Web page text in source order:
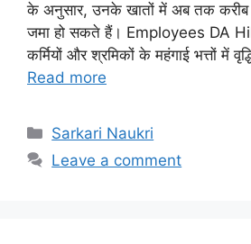
के अनुसार, उनके खातों में अब तक
जमा हो सकते हैं। Employees DA
कर्मियों और श्रमिकों के महंगाई भत्तों में
Read more
Categories
Sarkari Naukri
Leave a comment